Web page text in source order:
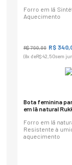
Forro em lã
Aquecimento
R$790,00 R$ 340,
(8x deR$42,50sem
Bota feminina
em lã natural
Forro em lã
Resistente à
aquecimento